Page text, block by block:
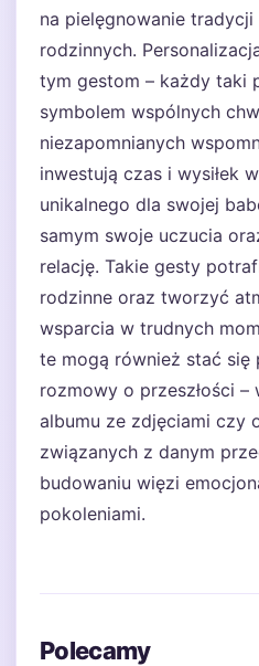
na pielęgnowanie
rodzinnych.
tym gestom – każdy taki
symbolem wspólnych
niezapomnianych
inwestują czas i wysiłek
unikalnego dla swojej
samym swoje uczucia
relację. Takie gesty
rodzinne oraz tworzyć
wsparcia w trudnych
te mogą również stać się
rozmowy o przeszłości
albumu ze zdjęciami czy
związanych z danym
budowaniu więzi
pokoleniami.
Polecamy